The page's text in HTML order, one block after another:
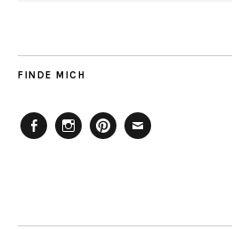
FINDE MICH